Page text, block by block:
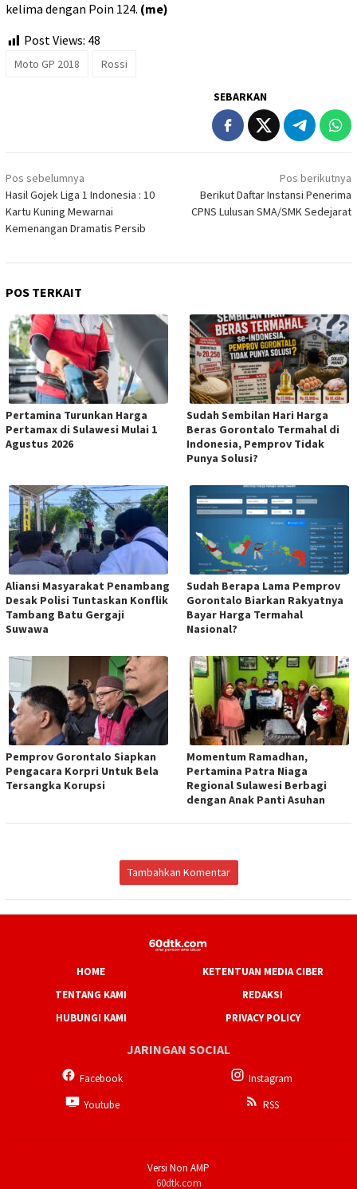
kelima dengan Poin 124. (me)
Post Views: 48
Moto GP 2018 Rossi
SEBARKAN
Navigasi
pos
Pos sebelumnya
Hasil Gojek Liga 1 Indonesia : 10
Kartu Kuning Mewarnai
Kemenangan Dramatis Persib
Pos berikutnya
Berikut Daftar Instansi Penerima
CPNS Lulusan SMA/SMK Sedejarat
POS TERKAIT
Pertamina Turunkan Harga
Pertamax di Sulawesi Mulai 1
Agustus 2026
Sudah Sembilan Hari Harga
Beras Gorontalo Termahal di
Indonesia, Pemprov Tidak
Punya Solusi?
Aliansi Masyarakat Penambang
Desak Polisi Tuntaskan Konflik
Tambang Batu Gergaji
Suwawa
Sudah Berapa Lama Pemprov
Gorontalo Biarkan Rakyatnya
Bayar Harga Termahal
Nasional?
Pemprov Gorontalo Siapkan
Pengacara Korpri Untuk Bela
Tersangka Korupsi
Momentum Ramadhan,
Pertamina Patra Niaga
Regional Sulawesi Berbagi
dengan Anak Panti Asuhan
Tambahkan Komentar
HOME
KETENTUAN MEDIA CIBER
TENTANG KAMI
REDAKSI
HUBUNGI KAMI
PRIVACY POLICY
JARINGAN SOCIAL
Facebook
Instagram
Youtube
RSS
Versi Non AMP
60dtk.com